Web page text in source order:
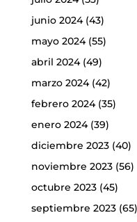
junio 2024(43)
mayo 2024(55)
abril 2024(49)
marzo 2024(42)
febrero 2024(35)
enero 2024(39)
diciembre 2023(40)
noviembre 2023(56)
octubre 2023(45)
septiembre 2023(65)